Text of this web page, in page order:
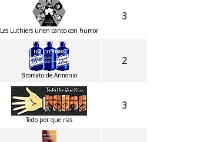
Les Luthiers unen canto con humor
3
Bromato de Armonio
2
Todo por que rías
3